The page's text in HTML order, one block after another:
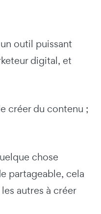
outil puissant
digital, et
créer du contenu ;
chose
partageable, cela
autres à créer